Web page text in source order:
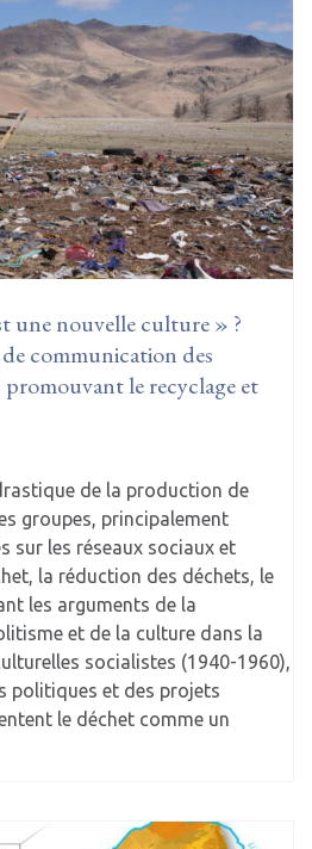
une nouvelle culture » ?
communication des
promouvant le recyclage et
de la production de
groupes, principalement
sur les réseaux sociaux et
la réduction des déchets, le
les arguments de la
et de la culture dans la
socialistes (1940-1960),
politiques et des projets
le déchet comme un